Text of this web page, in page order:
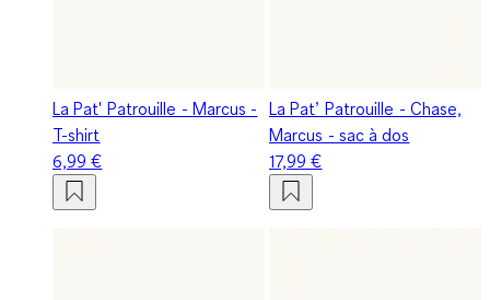
La Pat' Patrouille - Marcus -
T-shirt
6,99 €
La Pat’ Patrouille - Chase,
Marcus - sac à dos
17,99 €